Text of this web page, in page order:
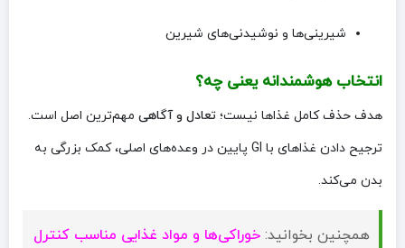
شیرینی‌ها و نوشیدنی‌های شیرین
انتخاب هوشمندانه یعنی چه؟
هدف حذف کامل غذاها نیست؛ تعادل و آگاهی مهم‌ترین اصل است.
ترجیح دادن غذاهای با GI پایین در وعده‌های اصلی، کمک بزرگی به
بدن می‌کند.
همچنین بخوانید: خوراکی‌ها و مواد غذایی مناسب کنترل